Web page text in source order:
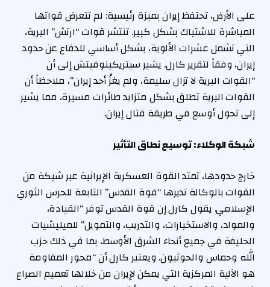
على الأرض، تحتفظ إيران بميزة رئيسية: لم تتعرض قواتها
المباشرة للاشتباك بشكل كبير. تنتشر قوات “ارتش” البرية،
التي تشمل عشرات الألوية، بشكل أساسي للدفاع عن حدود
إيران، وفقاً لتقرير كارل. يشير سيتريكينوفيتش إلى أن
“القوات البرية لا تزال سليمة، ولم يغزُ أحد إيران”، ملاحظاً أن
القوات البرية تطلق بشكل متزايد طائرات مسيرة، مما يشير
إلى تحول أوسع في طريقة قتال إيران.
شبكة الوكلاء: توسيع نطاق التأثير
خارج حدودها، تمتد القوة العسكرية الإيرانية عبر شبكة من
القوات بالوكالة تديرها “قوة القدس” التابعة للحرس الثوري
الإسلامي. يقول كارل إن قوة القدس توفر “القيادة،
والمواد، والاستخبارات، والتدريب، والتمويل” للميليشيات
الحليفة في جميع أنحاء الشرق الأوسط، بما في ذلك حزب
الله وحماس والحوثيون. ويعتبر كارل أن “محور المقاومة
هو الآلية المركزية التي يمكن لإيران من خلالها تعميم الصراع